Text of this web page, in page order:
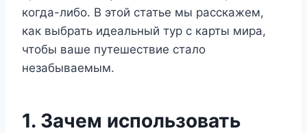
когда-либо. В этой статье мы расскажем,
как выбрать идеальный тур с карты мира,
чтобы ваше путешествие стало
незабываемым.
1. Зачем использовать